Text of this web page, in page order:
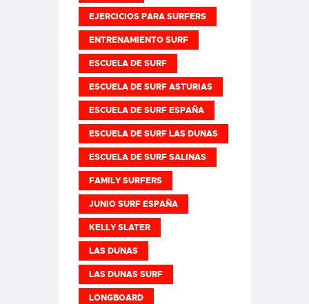
EJERCICIOS PARA SURFERS
ENTRENAMIENTO SURF
ESCUELA DE SURF
ESCUELA DE SURF ASTURIAS
ESCUELA DE SURF ESPAÑA
ESCUELA DE SURF LAS DUNAS
ESCUELA DE SURF SALINAS
FAMILY SURFERS
JUNIO SURF ESPAÑA
KELLY SLATER
LAS DUNAS
LAS DUNAS SURF
LONGBOARD